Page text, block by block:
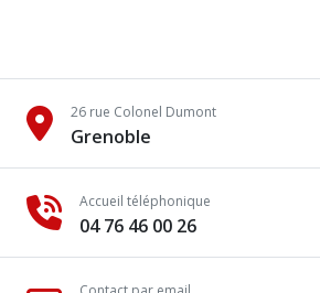
26 rue Colonel Dumont
Grenoble
Accueil téléphonique
04 76 46 00 26